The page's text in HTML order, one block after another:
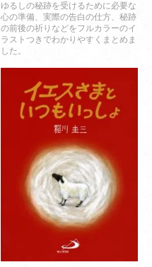
ゆるしの秘跡を受けるために必要な
心の準備、実際の告白の仕方、秘跡
の前後の祈りなどをフルカラーのイ
ラストつきでわかりやすくまとめま
した。